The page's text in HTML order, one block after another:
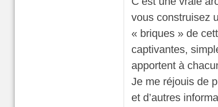
vous construisez
« briques » de
captivantes,
apportent à
Je me réjouis de
et d’autres